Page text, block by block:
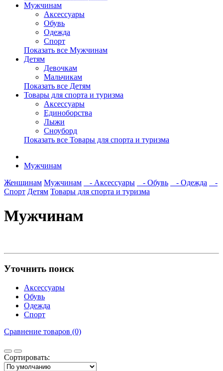
Мужчинам
Аксессуары
Обувь
Одежда
Спорт
Показать все Мужчинам
Детям
Девочкам
Мальчикам
Показать все Детям
Товары для спорта и туризма
Аксессуары
Единоборства
Лыжи
Сноуборд
Показать все Товары для спорта и туризма
Мужчинам
Женщинам Мужчинам - Аксессуары - Обувь - Одежда
-
Спорт Детям Товары для спорта и туризма
Мужчинам
Уточнить поиск
Аксессуары
Обувь
Одежда
Спорт
Сравнение товаров (0)
Сортировать: